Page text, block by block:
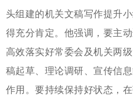
头组建的机关文稿写作提升
得充分肯定。他强调，要主
高效落实好常委会及机关两
稿起草、理论调研、宣传信
作用。要持续保持好状态，